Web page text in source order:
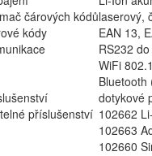
čárových kódůlaserový,
kódy
EAN 13,
RS232
WiFi
Bluetooth
dotykové
příslušenství 102662
102663
102660